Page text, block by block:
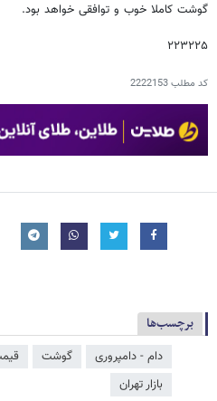
گوشت کاملا خوب و توافقی خواهد بود.
۲۲۳۲۲۵
کد مطلب2222153
برچسب‌ها
دام - دامپروری گوشت
بازار تهران